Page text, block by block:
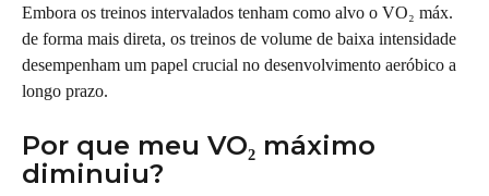
Embora os treinos intervalados tenham como alvo o VO₂ máx.
de forma mais direta, os treinos de volume de baixa intensidade
desempenham um papel crucial no desenvolvimento aeróbico a
longo prazo.
Por que meu VO₂ máximo
diminuiu?